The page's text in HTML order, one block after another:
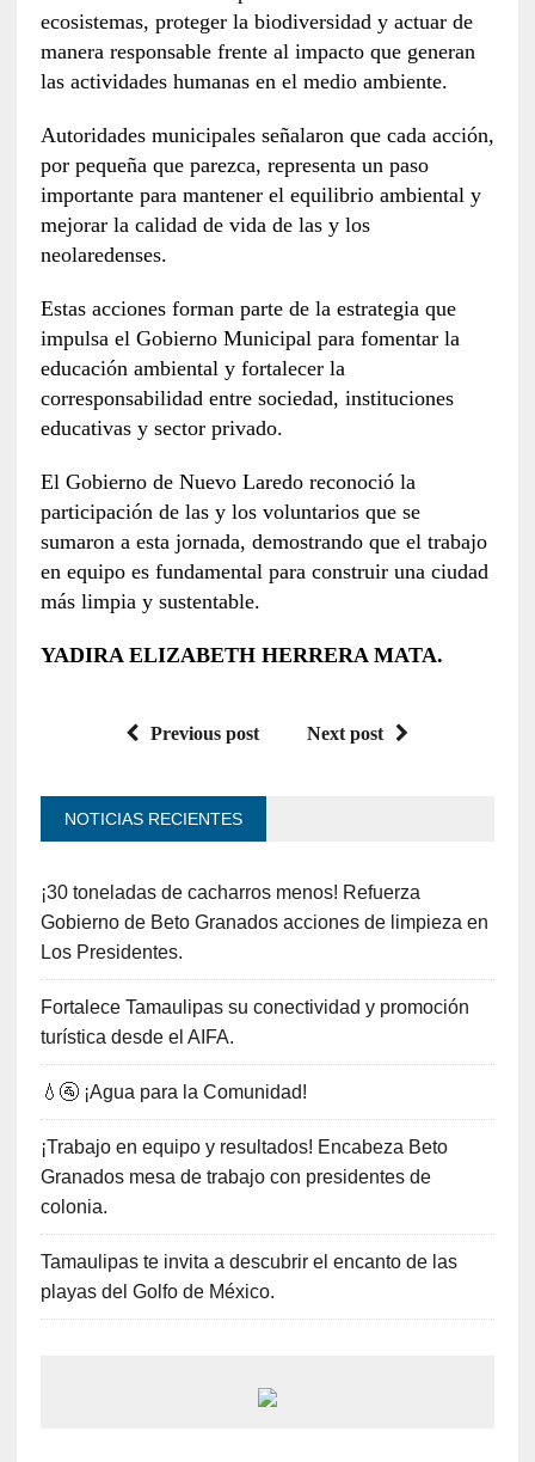
ecosistemas, proteger la biodiversidad y actuar de
manera responsable frente al impacto que generan
las actividades humanas en el medio ambiente.
Autoridades municipales señalaron que cada acción,
por pequeña que parezca, representa un paso
importante para mantener el equilibrio ambiental y
mejorar la calidad de vida de las y los
neolaredenses.
Estas acciones forman parte de la estrategia que
impulsa el Gobierno Municipal para fomentar la
educación ambiental y fortalecer la
corresponsabilidad entre sociedad, instituciones
educativas y sector privado.
El Gobierno de Nuevo Laredo reconoció la
participación de las y los voluntarios que se
sumaron a esta jornada, demostrando que el trabajo
en equipo es fundamental para construir una ciudad
más limpia y sustentable.
YADIRA ELIZABETH HERRERA MATA.
Previous post Next post
NOTICIAS RECIENTES
¡30 toneladas de cacharros menos! Refuerza
Gobierno de Beto Granados acciones de limpieza en
Los Presidentes.
Fortalece Tamaulipas su conectividad y promoción
turística desde el AIFA.
💧🚰 ¡Agua para la Comunidad!
¡Trabajo en equipo y resultados! Encabeza Beto
Granados mesa de trabajo con presidentes de
colonia.
Tamaulipas te invita a descubrir el encanto de las
playas del Golfo de México.